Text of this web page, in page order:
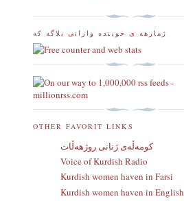
ژمارهه ی خوینده وارانی بلاگه که
OTHER FAVORIT LINKS
كومه‌ڵه‌ی ژنانی روژهه‌ڵات
Voice of Kurdish Radio
Kurdish women haven in Farsi
Kurdish women haven in English